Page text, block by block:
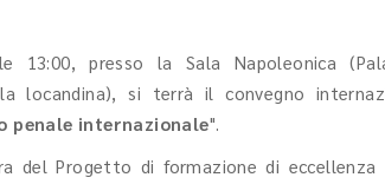
13:00, presso la Sala Napoleonica
locandina), si terrà il convegno
penale internazionale".
del Progetto di formazione di eccellenza